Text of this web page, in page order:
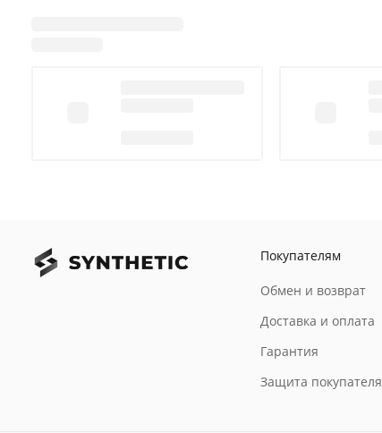
Покупателям
Обмен и возврат
Доставка и оплата
Гарантия
Защита покупателя